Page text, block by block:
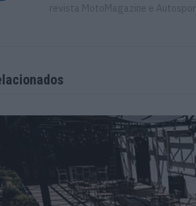
revista MotoMagazine e